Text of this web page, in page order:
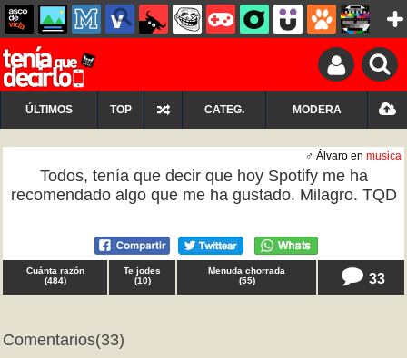
ÚLTIMOS TOP CATEG. MODERA
♂ Álvaro en musica
Todos, tenía que decir que hoy Spotify me ha
recomendado algo que me ha gustado. Milagro. TQD
Cuánta razón
(484)
Te jodes
(10)
Menuda chorrada
(55) 33
Comentarios(33)